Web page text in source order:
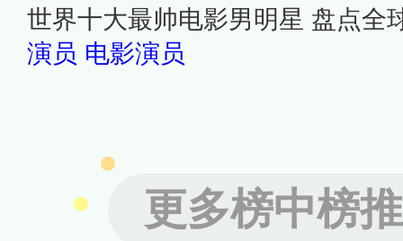
世界十大最帅电影男明星 盘点全
演员 电影演员
更多榜中榜